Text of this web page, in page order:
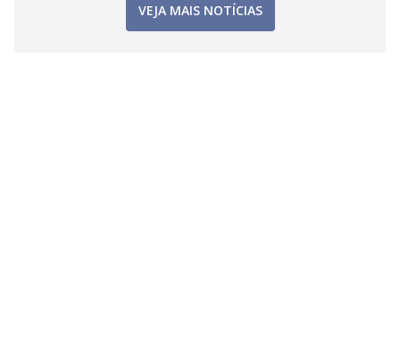
VEJA MAIS NOTÍCIAS